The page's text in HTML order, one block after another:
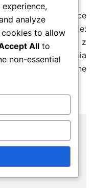
Wnioski dotyczące
snu na nocnej zmianie:
snu, Wywiady z
Doświadczenia
anegdotyczne
Required
analyze
to allow
All to
non-essential